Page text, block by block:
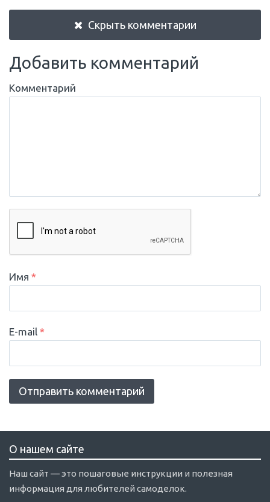
Скрыть комментарии
Добавить комментарий
Комментарий
Имя *
E-mail *
О нашем сайте
Наш сайт — это пошаговые инструкции и полезная
информация для любителей самоделок.